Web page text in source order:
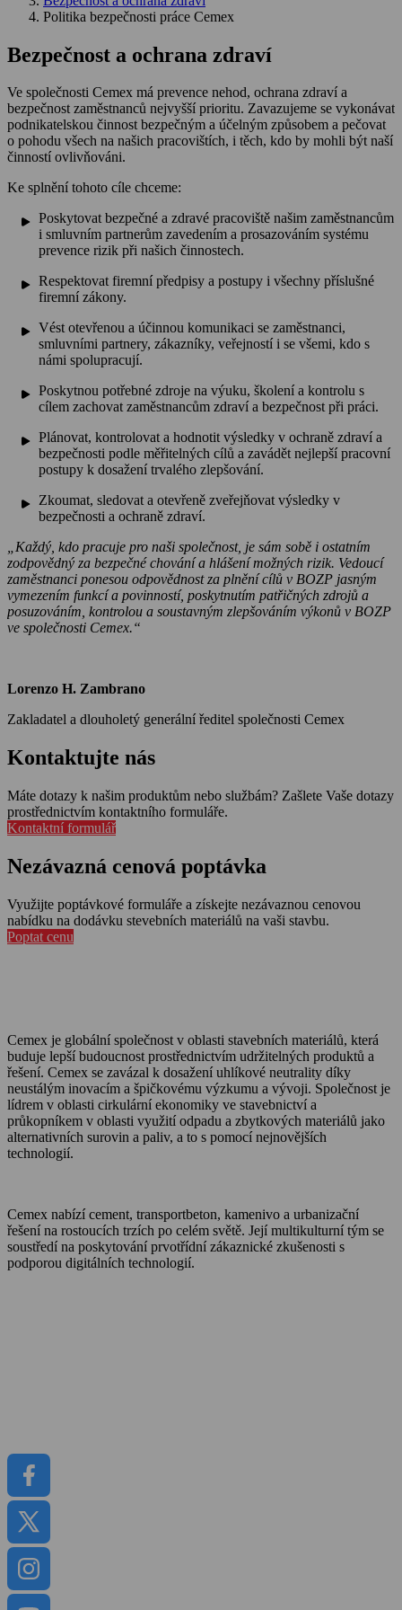
Politika bezpečnosti práce Cemex
Bezpečnost a ochrana zdraví
Ve společnosti Cemex má prevence nehod, ochrana zdraví a
bezpečnost zaměstnanců nejvyšší prioritu. Zavazujeme se vykonávat
podnikatelskou činnost bezpečným a účelným způsobem a pečovat
o pohodu všech na našich pracovištích, i těch, kdo by mohli být naší
činností ovlivňováni.
Ke splnění tohoto cíle chceme:
Poskytovat bezpečné a zdravé pracoviště našim zaměstnancům
i smluvním partnerům zavedením a prosazováním systému
prevence rizik při našich činnostech.
Respektovat firemní předpisy a postupy i všechny příslušné
firemní zákony.
Vést otevřenou a účinnou komunikaci se zaměstnanci,
smluvními partnery, zákazníky, veřejností i se všemi, kdo s
námi spolupracují.
Poskytnou potřebné zdroje na výuku, školení a kontrolu s
cílem zachovat zaměstnancům zdraví a bezpečnost při práci.
Plánovat, kontrolovat a hodnotit výsledky v ochraně zdraví a
bezpečnosti podle měřitelných cílů a zavádět nejlepší pracovní
postupy k dosažení trvalého zlepšování.
Zkoumat, sledovat a otevřeně zveřejňovat výsledky v
bezpečnosti a ochraně zdraví.
„Každý, kdo pracuje pro naši společnost, je sám sobě i ostatním
zodpovědný za bezpečné chování a hlášení možných rizik. Vedoucí
zaměstnanci ponesou odpovědnost za plnění cílů v BOZP jasným
vymezením funkcí a povinností, poskytnutím patřičných zdrojů a
posuzováním, kontrolou a soustavným zlepšováním výkonů v BOZP
ve společnosti Cemex.“
Lorenzo H. Zambrano
Zakladatel a dlouholetý generální ředitel společnosti Cemex
Kontaktujte nás
Máte dotazy k našim produktům nebo službám? Zašlete Vaše dotazy
prostřednictvím kontaktního formuláře.
Kontaktní formulář
Nezávazná cenová poptávka
Využijte poptávkové formuláře a získejte nezávaznou cenovou
nabídku na dodávku stevebních materiálů na vaši stavbu.
Poptat cenu
Cemex je globální společnost v oblasti stavebních materiálů, která
buduje lepší budoucnost prostřednictvím udržitelných produktů a
řešení. Cemex se zavázal k dosažení uhlíkové neutrality díky
neustálým inovacím a špičkovému výzkumu a vývoji. Společnost je
lídrem v oblasti cirkulární ekonomiky ve stavebnictví a
průkopníkem v oblasti využití odpadu a zbytkových materiálů jako
alternativních surovin a paliv, a to s pomocí nejnovějších
technologií.
Cemex nabízí cement, transportbeton, kamenivo a urbanizační
řešení na rostoucích trzích po celém světě. Její multikulturní tým se
soustředí na poskytování prvotřídní zákaznické zkušenosti s
podporou digitálních technologií.